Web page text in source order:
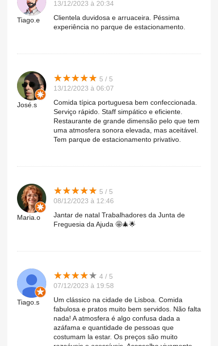
Tiago.e
13/12/2023 à 20:34
Clientela duvidosa e arruaceira. Péssima
experiência no parque de estacionamento.
José.s
★★★★★
★★★★★ 5 / 5
13/12/2023 à 06:07
Comida típica portuguesa bem confeccionada.
Serviço rápido. Staff simpático e eficiente.
Restaurante de grande dimensão pelo que tem
uma atmosfera sonora elevada, mas aceitável.
Tem parque de estacionamento privativo.
Maria.o
★★★★★
★★★★★ 5 / 5
08/12/2023 à 12:46
Jantar de natal Trabalhadores da Junta de
Freguesia da Ajuda 🤩🎄🌟
Tiago.s
★★★★★
★★★★★ 4 / 5
07/12/2023 à 19:58
Um clássico na cidade de Lisboa. Comida
fabulosa e pratos muito bem servidos. Não falta
nada! A atmosfera é algo confusa dada a
azáfama e quantidade de pessoas que
costumam la estar. Os preços são muito